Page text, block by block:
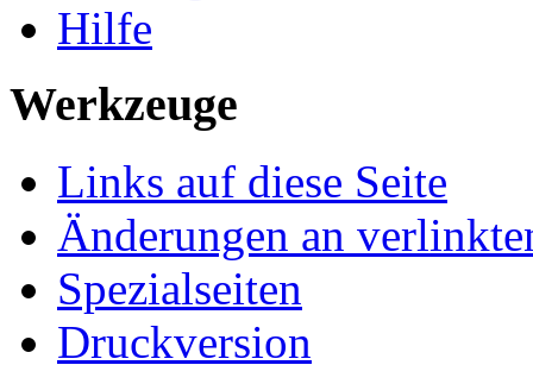
Hilfe
Werkzeuge
Links auf diese Seite
Änderungen an
Spezialseiten
Druckversion